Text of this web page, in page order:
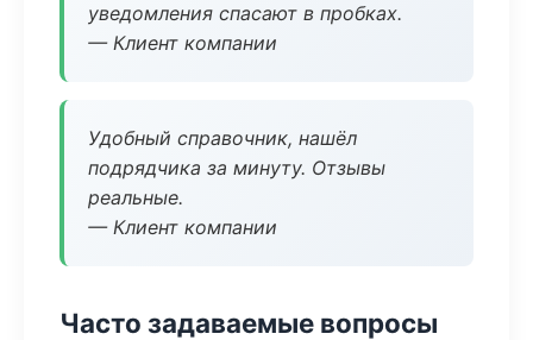
уведомления спасают в пробках.
— Клиент компании
Удобный справочник, нашёл
подрядчика за минуту. Отзывы
реальные.
— Клиент компании
Часто задаваемые вопросы